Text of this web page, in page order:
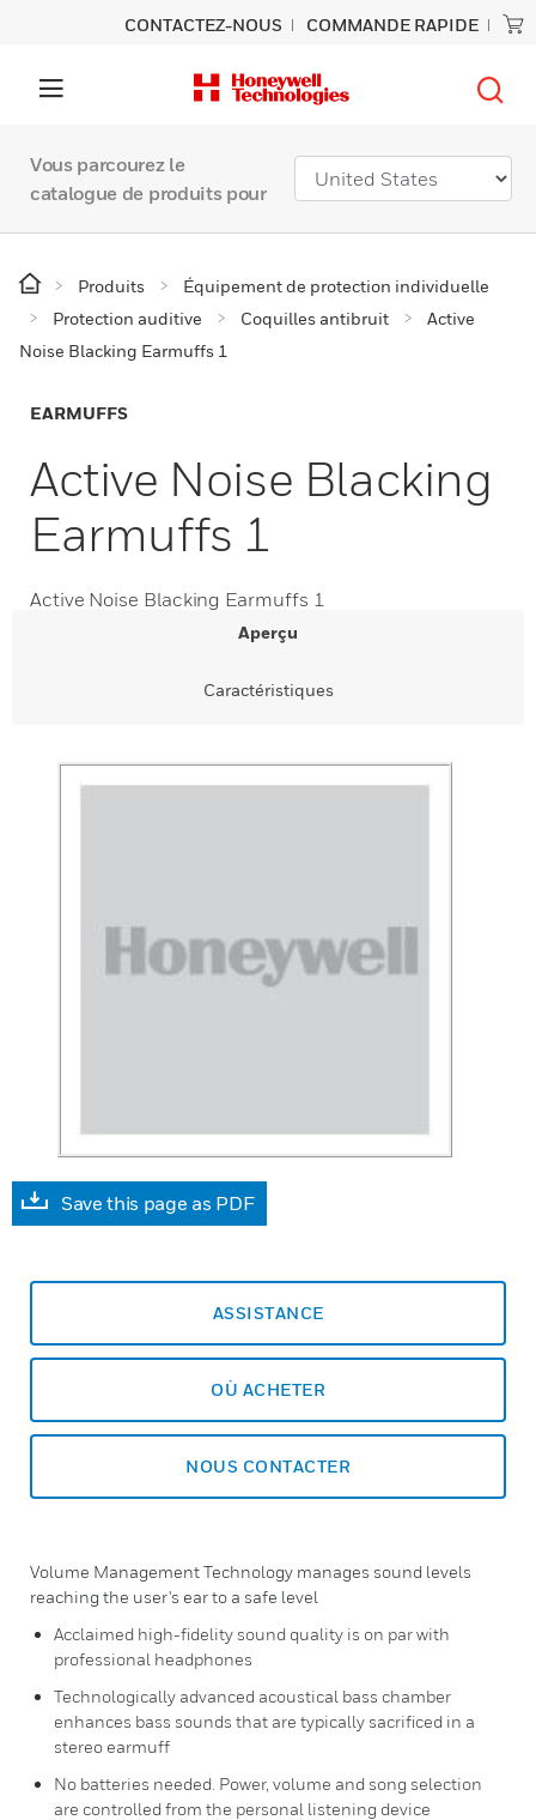
CONTACTEZ-NOUS COMMANDE RAPIDE
Vous parcourez le
catalogue de produits pour
Produits
Équipement de protection individuelle
Protection auditive
Coquilles antibruit
Active
Noise Blacking Earmuffs 1
EARMUFFS
Active Noise Blacking
Earmuffs 1
Active Noise Blacking Earmuffs 1
Aperçu
Caractéristiques
Save this page as PDF
ASSISTANCE
OÙ ACHETER
NOUS CONTACTER
Volume Management Technology manages sound levels
reaching the user's ear to a safe level
Acclaimed high-fidelity sound quality is on par with
professional headphones
Technologically advanced acoustical bass chamber
enhances bass sounds that are typically sacrificed in a
stereo earmuff
No batteries needed. Power, volume and song selection
are controlled from the personal listening device